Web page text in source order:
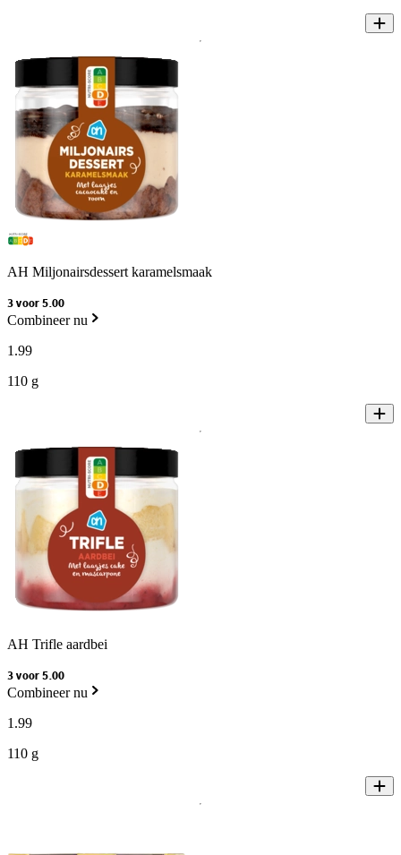
AH Miljonairsdessert karamelsmaak
3 voor 5.00
Combineer nu
1 .99
110 g
AH Trifle aardbei
3 voor 5.00
Combineer nu
1 .99
110 g